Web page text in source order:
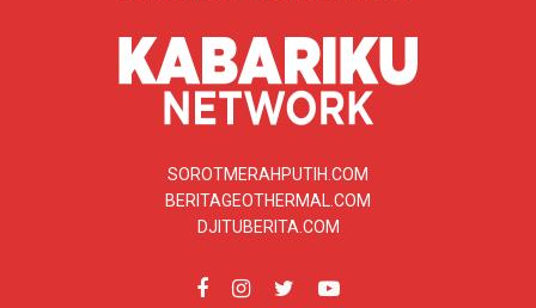
SOROTMERAHPUTIH.COM
BERITAGEOTHERMAL.COM
DJITUBERITA.COM